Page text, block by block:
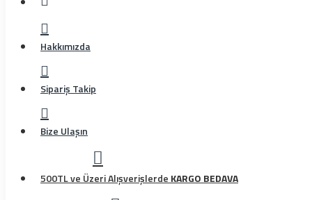
Hakkımızda
Sipariş Takip
Bize Ulaşın
500TL ve Üzeri Alışverişlerde KARGO BEDAVA